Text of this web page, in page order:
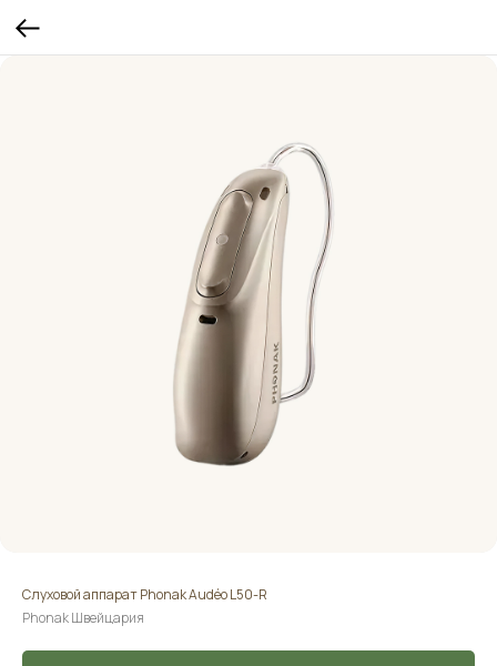
Слуховой аппарат Phonak Audéo L50-R
Phonak Швейцария